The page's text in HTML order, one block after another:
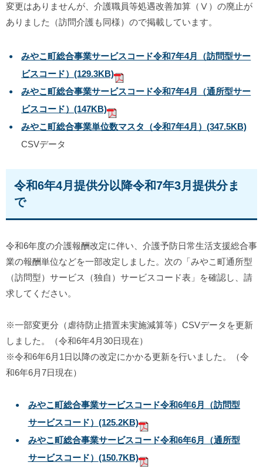
変更はありませんが、介護職員等処遇改善加算（Ⅴ）の廃止が
ありました（訪問介護も同様）ので掲載しています。
みやこ町総合事業サービスコード令和7年4月（訪問型サー
ビスコード）(129.3KB)
みやこ町総合事業サービスコード令和7年4月（通所型サー
ビスコード）(147KB)
みやこ町総合事業単位数マスタ（令和7年4月）(347.5KB)
CSVデータ
令和6年4月提供分以降令和7年3月提供分ま
で
令和6年度の介護報酬改定に伴い、介護予防日常生活支援総合事
業の報酬単位などを一部改定しました。次の「みやこ町通所型
（訪問型）サービス（独自）サービスコード表」を確認し、請
求してください。
※一部変更分（虐待防止措置未実施減算等）CSVデータを更新
しました。（令和6年4月30日現在）
※令和6年6月1日以降の改定にかかる更新を行いました。（令
和6年6月7日現在）
みやこ町総合事業サービスコード令和6年6月（訪問型
サービスコード） (125.2KB)
みやこ町総合事業サービスコード令和6年6月（通所型
サービスコード） (150.7KB)